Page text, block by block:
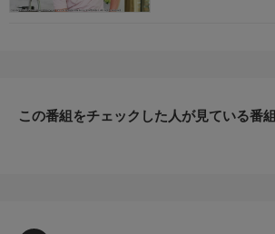
この番組をチェックした人が見ている番組